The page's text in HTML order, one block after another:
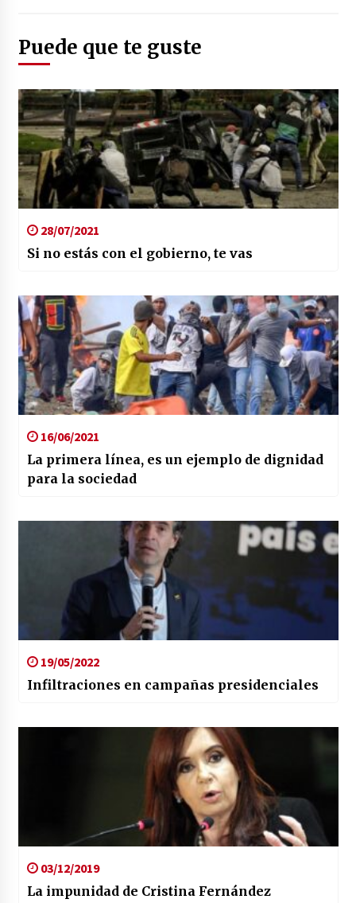
Puede que te guste
28/07/2021
Si no estás con el gobierno, te vas
16/06/2021
La primera línea, es un ejemplo de dignidad
para la sociedad
19/05/2022
Infiltraciones en campañas presidenciales
03/12/2019
La impunidad de Cristina Fernández